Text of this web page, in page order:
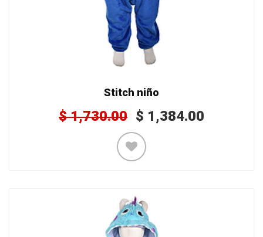
Stitch niño
$1,730.00 $ 1,384.00